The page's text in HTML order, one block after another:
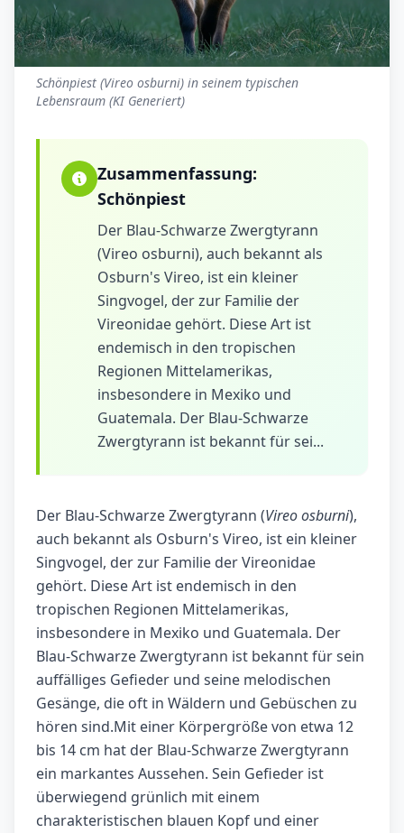
Schönpiest (Vireo osburni) in seinem typischen
Lebensraum (KI Generiert)
Zusammenfassung:
Schönpiest
Der Blau-Schwarze Zwergtyrann
(Vireo osburni), auch bekannt als
Osburn's Vireo, ist ein kleiner
Singvogel, der zur Familie der
Vireonidae gehört. Diese Art ist
endemisch in den tropischen
Regionen Mittelamerikas,
insbesondere in Mexiko und
Guatemala. Der Blau-Schwarze
Zwergtyrann ist bekannt für sei...
Der Blau-Schwarze Zwergtyrann (Vireo osburni),
auch bekannt als Osburn's Vireo, ist ein kleiner
Singvogel, der zur Familie der Vireonidae
gehört. Diese Art ist endemisch in den
tropischen Regionen Mittelamerikas,
insbesondere in Mexiko und Guatemala. Der
Blau-Schwarze Zwergtyrann ist bekannt für sein
auffälliges Gefieder und seine melodischen
Gesänge, die oft in Wäldern und Gebüschen zu
hören sind.Mit einer Körpergröße von etwa 12
bis 14 cm hat der Blau-Schwarze Zwergtyrann
ein markantes Aussehen. Sein Gefieder ist
überwiegend grünlich mit einem
charakteristischen blauen Kopf und einer